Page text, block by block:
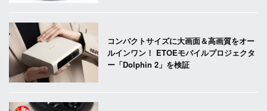
コンパクトサイズに大画面＆高画質をオー
ルインワン！ ETOEモバイルプロジェクタ
ー「Dolphin 2」を検証